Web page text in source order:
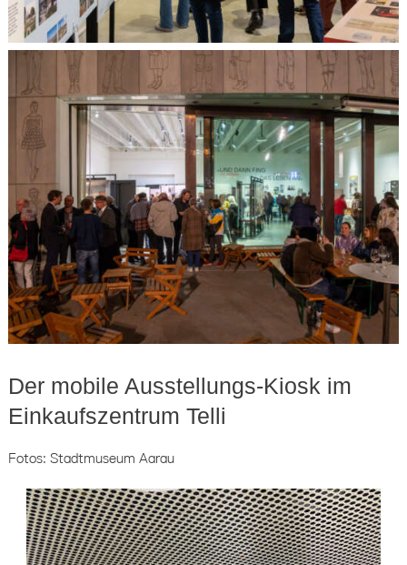
Der mobile Ausstellungs-Kiosk im
Einkaufszentrum Telli
Fotos: Stadtmuseum Aarau